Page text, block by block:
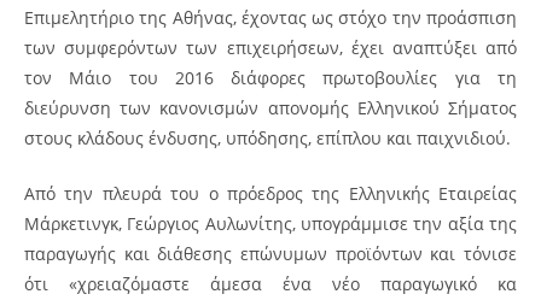
Επιμελητήριο της Αθήνας, έχοντας ως στόχο την προάσπιση
των συμφερόντων των επιχειρήσεων, έχει αναπτύξει από
τον Μάιο του 2016 διάφορες πρωτοβουλίες για τη
διεύρυνση των κανονισμών απονομής Ελληνικού Σήματος
στους κλάδους ένδυσης, υπόδησης, επίπλου και παιχνιδιού.
Από την πλευρά του ο πρόεδρος της Ελληνικής Εταιρείας
Μάρκετινγκ, Γεώργιος Αυλωνίτης, υπογράμμισε την αξία της
παραγωγής και διάθεσης επώνυμων προϊόντων και τόνισε
ότι «χρειαζόμαστε άμεσα ένα νέο παραγωγικό κα